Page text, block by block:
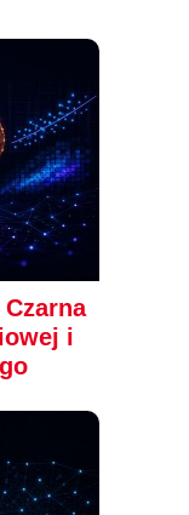
i techniki
, Brandon
cena z 30 dni)
zł
(-37%)
i